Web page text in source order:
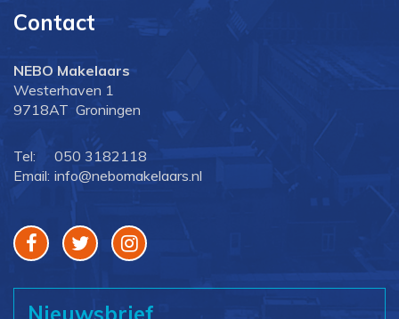
Contact
NEBO Makelaars
Westerhaven 1
9718AT Groningen
Tel:
050 3182118
Email: info@nebomakelaars.nl
Nieuwsbrief